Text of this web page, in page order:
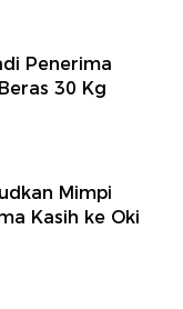
Penerima
30 Kg
Mimpi
Kasih ke Oki